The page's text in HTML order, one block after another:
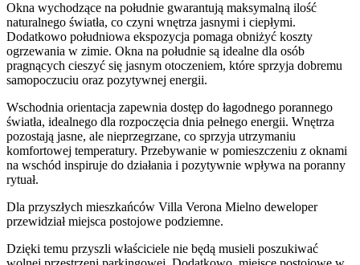
Okna wychodzące na południe gwarantują maksymalną ilość
naturalnego światła, co czyni wnętrza jasnymi i ciepłymi.
Dodatkowo południowa ekspozycja pomaga obniżyć koszty
ogrzewania w zimie. Okna na południe są idealne dla osób
pragnących cieszyć się jasnym otoczeniem, które sprzyja dobremu
samopoczuciu oraz pozytywnej energii.
Wschodnia orientacja zapewnia dostęp do łagodnego porannego
światła, idealnego dla rozpoczęcia dnia pełnego energii. Wnętrza
pozostają jasne, ale nieprzegrzane, co sprzyja utrzymaniu
komfortowej temperatury. Przebywanie w pomieszczeniu z oknami
na wschód inspiruje do działania i pozytywnie wpływa na poranny
rytuał.
Dla przyszłych mieszkańców Villa Verona Mielno deweloper
przewidziałmiejsca postojowe podziemne.
Dzięki temu przyszli właściciele nie będą musieli poszukiwać